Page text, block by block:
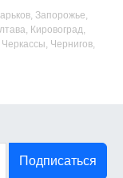
Запорожье,
Кировоград,
Чернигов,
Подписаться